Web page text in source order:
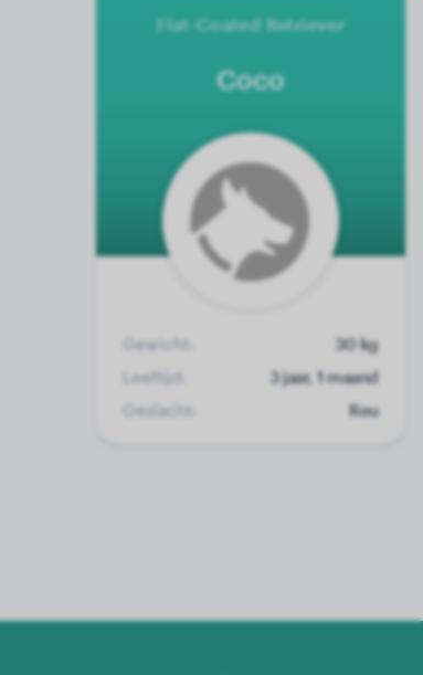
Flat-Coated Retriever
Coco
Gewicht:
30 kg
Leeftijd:
3 jaar, 1 maand
Geslacht:
Reu